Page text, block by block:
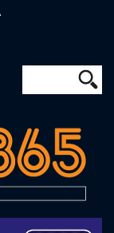
Φόρμα
Αναζήτηση